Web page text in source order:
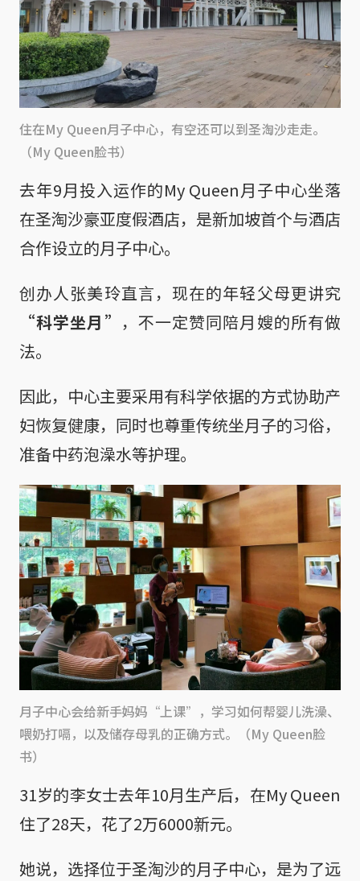
住在My Queen月子中心，有空还可以到圣淘沙走走。
（My Queen脸书）
去年9月投入运作的My Queen月子中心坐落
在圣淘沙豪亚度假酒店，是新加坡首个与酒店
合作设立的月子中心。
创办人张美玲直言，现在的年轻父母更讲究
“科学坐月” ，不一定赞同陪月嫂的所有做
法。
因此，中心主要采用有科学依据的方式协助产
妇恢复健康，同时也尊重传统坐月子的习俗，
准备中药泡澡水等护理。
月子中心会给新手妈妈“上课”，学习如何帮婴儿洗澡、
喂奶打嗝，以及储存母乳的正确方式。（My Queen脸
书）
31岁的李女士去年10月生产后，在My Queen
住了28天，花了2万6000新元。
她说，选择位于圣淘沙的月子中心，是为了远